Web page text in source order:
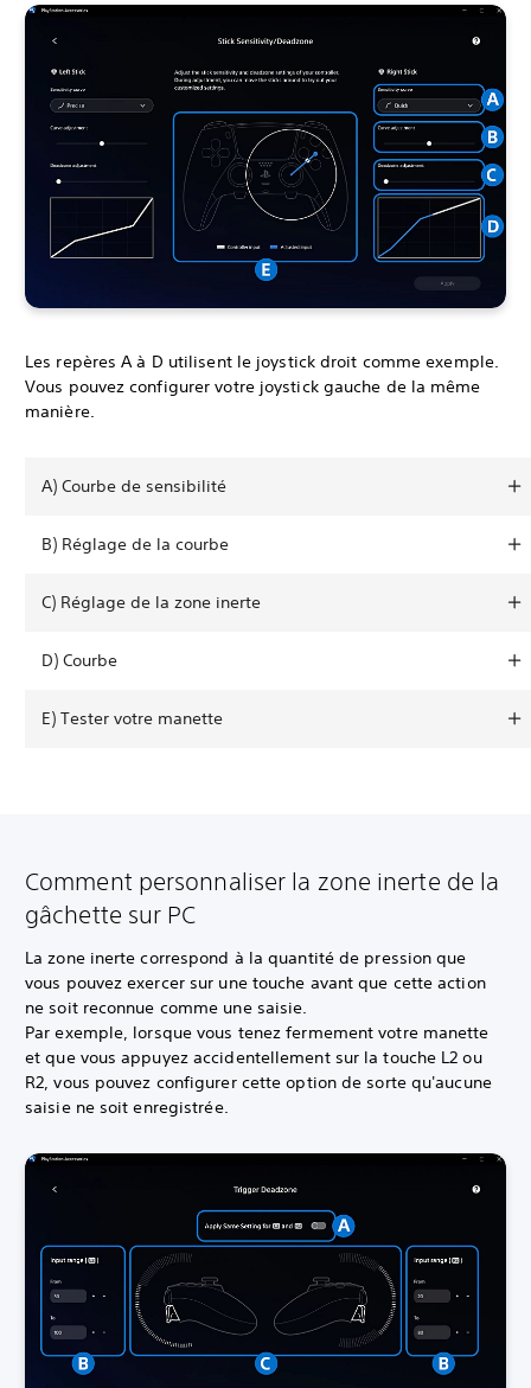
Les repères A à D utilisent le joystick droit comme exemple.
Vous pouvez configurer votre joystick gauche de la même
manière.
A) Courbe de sensibilité
B) Réglage de la courbe
C) Réglage de la zone inerte
D) Courbe
E) Tester votre manette
Comment personnaliser la zone inerte de la
gâchette sur PC
La zone inerte correspond à la quantité de pression que
vous pouvez exercer sur une touche avant que cette action
ne soit reconnue comme une saisie.
Par exemple, lorsque vous tenez fermement votre manette
et que vous appuyez accidentellement sur la touche L2 ou
R2, vous pouvez configurer cette option de sorte qu'aucune
saisie ne soit enregistrée.